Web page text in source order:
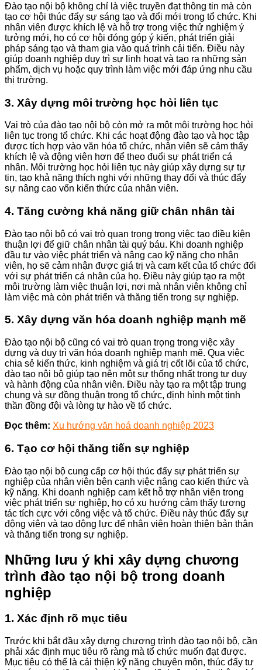
Đào tạo nội bộ không chỉ là việc truyền đạt thông tin mà còn
tạo cơ hội thúc đẩy sự sáng tạo và đổi mới trong tổ chức. Khi
nhân viên được khích lệ và hỗ trợ trong việc thử nghiệm ý
tưởng mới, họ có cơ hội đóng góp ý kiến, phát triển giải
pháp sáng tạo và tham gia vào quá trình cải tiến. Điều này
giúp doanh nghiệp duy trì sự linh hoạt và tạo ra những sản
phẩm, dịch vụ hoặc quy trình làm việc mới đáp ứng nhu cầu
thị trường.
3. Xây dựng môi trường học hỏi liên tục
Vai trò của đào tạo nội bộ còn mở ra một môi trường học hỏi
liên tục trong tổ chức. Khi các hoạt động đào tạo và học tập
được tích hợp vào văn hóa tổ chức, nhân viên sẽ cảm thấy
khích lệ và động viên hơn để theo đuổi sự phát triển cá
nhân. Môi trường học hỏi liên tục này giúp xây dựng sự tự
tin, tạo khả năng thích nghi với những thay đổi và thúc đẩy
sự nâng cao vốn kiến thức của nhân viên.
4. Tăng cường khả năng giữ chân nhân tài
Đào tạo nội bộ có vai trò quan trọng trong việc tạo điều kiện
thuận lợi để giữ chân nhân tài quý báu. Khi doanh nghiệp
đầu tư vào việc phát triển và nâng cao kỹ năng cho nhân
viên, họ sẽ cảm nhận được giá trị và cam kết của tổ chức đối
với sự phát triển cá nhân của họ. Điều này giúp tạo ra một
môi trường làm việc thuận lợi, nơi mà nhân viên không chỉ
làm việc mà còn phát triển và thăng tiến trong sự nghiệp.
5. Xây dựng văn hóa doanh nghiệp mạnh mẽ
Đào tạo nội bộ cũng có vai trò quan trọng trong việc xây
dựng và duy trì văn hóa doanh nghiệp mạnh mẽ. Qua việc
chia sẻ kiến thức, kinh nghiệm và giá trị cốt lõi của tổ chức,
đào tạo nội bộ giúp tạo nên một sự thống nhất trong tư duy
và hành động của nhân viên. Điều này tạo ra một tập trung
chung và sự đồng thuận trong tổ chức, định hình một tinh
thần đồng đội và lòng tự hào về tổ chức.
Đọc thêm: Xu hướng văn hoá doanh nghiệp 2023
6. Tạo cơ hội thăng tiến sự nghiệp
Đào tạo nội bộ cung cấp cơ hội thúc đẩy sự phát triển sự
nghiệp của nhân viên bên cạnh việc nâng cao kiến thức và
kỹ năng. Khi doanh nghiệp cam kết hỗ trợ nhân viên trong
việc phát triển sự nghiệp, họ có xu hướng cảm thấy tương
tác tích cực với công việc và tổ chức. Điều này thúc đẩy sự
động viên và tạo động lực để nhân viên hoàn thiện bản thân
và thăng tiến trong sự nghiệp.
Những lưu ý khi xây dựng chương
trình đào tạo nội bộ trong doanh
nghiệp
1. Xác định rõ mục tiêu
Trước khi bắt đầu xây dựng chương trình đào tạo nội bộ, cần
phải xác định mục tiêu rõ ràng mà tổ chức muốn đạt được.
Mục tiêu có thể là cải thiện kỹ năng chuyên môn, thúc đẩy tư